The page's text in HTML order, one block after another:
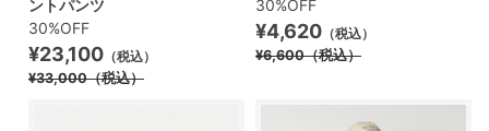
ントパンツ
30%OFF
¥23,100 （税込）
¥33,000（税込）
30%OFF
¥4,620 （税込）
¥6,600（税込）